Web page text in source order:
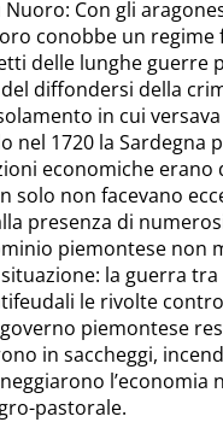
Con gli
conobbe un regime
delle lunghe guerre
diffondersi della
in cui
nel 1720 la Sardegna
economiche erano
solo non facevano
presenza di
piemontese non
la guerra
le rivolte
piemontese
in saccheggi,
l’economia
pastorale.